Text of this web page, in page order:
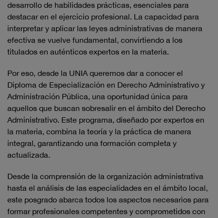
desarrollo de habilidades prácticas, esenciales para
destacar en el ejercicio profesional. La capacidad para
interpretar y aplicar las leyes administrativas de manera
efectiva se vuelve fundamental, convirtiendo a los
titulados en auténticos expertos en la materia.
Por eso, desde la UNIA queremos dar a conocer el
Diploma de Especialización en Derecho Administrativo y
Administración Pública, una oportunidad única para
aquellos que buscan sobresalir en el ámbito del Derecho
Administrativo. Este programa, diseñado por expertos en
la materia, combina la teoría y la práctica de manera
integral, garantizando una formación completa y
actualizada.
Desde la comprensión de la organización administrativa
hasta el análisis de las especialidades en el ámbito local,
este posgrado abarca todos los aspectos necesarios para
formar profesionales competentes y comprometidos con